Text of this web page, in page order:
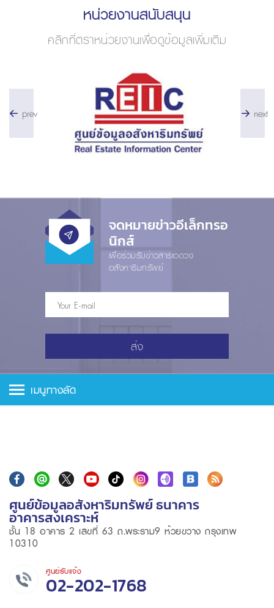
หน่วยงานสนับสนุน
คลิกที่ตราหน่วยงานเพื่อดูข้อมูลเพิ่มเติม
prev next
จดหมายข่าวอีเล็กทรอ
นิกส์
เพื่อร่วมรับข่าวสารแวดวง
อสังหาริมทรัพย์
ส่ง
เมนูทางลัด
ศูนย์ข้อมูลอสังหาริมทรัพย์ ธนาคาร
อาคารสงเคราะห์
ชั้น 18 อาคาร 2 เลขที่ 63 ถ.พระราม9 ห้วยขวาง กรุงเทพ
10310
ศูนย์รับแจ้ง
02-202-1768